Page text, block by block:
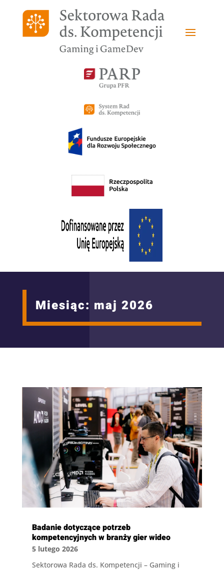
Miesiąc: maj 2026
Badanie dotyczące potrzeb
kompetencyjnych w branży gier wideo
5 lutego 2026
Sektorowa Rada ds. Kompetencji – Gaming i